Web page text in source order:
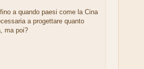
a quando paesi come la Cina
a progettare quanto
ma poi?